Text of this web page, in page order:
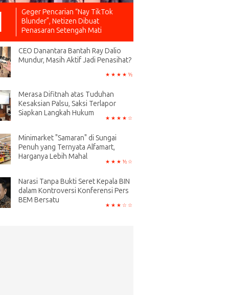
Geger Pencarian “Nay TikTok
Blunder”, Netizen Dibuat
Penasaran Setengah Mati
CEO Danantara Bantah Ray Dalio
Mundur, Masih Aktif Jadi Penasihat?
Merasa Difitnah atas Tuduhan
Kesaksian Palsu, Saksi Terlapor
Siapkan Langkah Hukum
Minimarket "Samaran" di Sungai
Penuh yang Ternyata Alfamart,
Harganya Lebih Mahal
Narasi Tanpa Bukti Seret Kepala BIN
dalam Kontroversi Konferensi Pers
BEM Bersatu